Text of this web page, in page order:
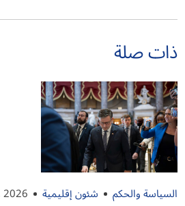
ذات صلة
السياسة والحكم شئون إقليمية 2026